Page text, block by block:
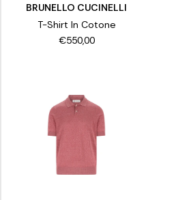
BRUNELLO CUCINELLI
T-Shirt In Cotone
€550,00